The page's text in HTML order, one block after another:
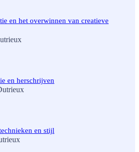
en het overwinnen van creatieve
en herschrijven
en stijl